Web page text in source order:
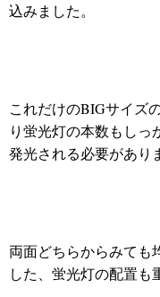
込みました。
これだけのBIGサイズ
り蛍光灯の本数もしっ
発光される必要があり
両面どちらからみても
した、蛍光灯の配置も